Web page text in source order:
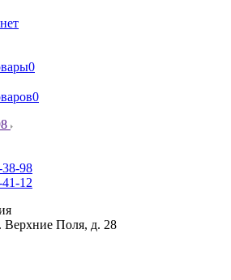
0
0
98
12
Верхние Поля, д. 28